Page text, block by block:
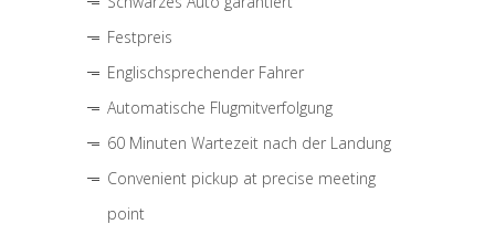
Festpreis
Englischsprechender Fahrer
Automatische Flugmitverfolgung
60 Minuten Wartezeit nach der Landung
Convenient pickup at precise meeting
point